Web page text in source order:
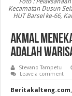
Kecamatan Dusun
HUT Barsel ke-66,
Akmal
Adalah
Stevano Tampetu
Leave a comment
Beritakalteng.com